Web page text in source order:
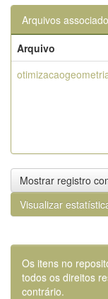
Arquivos
Arquivo
Mostrar registro
Visualizar
Os itens no
todos os direitos
contrário.